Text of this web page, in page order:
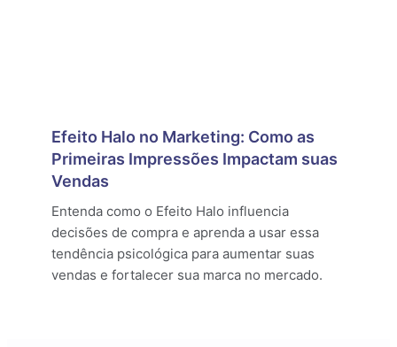
Efeito Halo no Marketing: Como as
Primeiras Impressões Impactam suas
Vendas
Entenda como o Efeito Halo influencia
decisões de compra e aprenda a usar essa
tendência psicológica para aumentar suas
vendas e fortalecer sua marca no mercado.